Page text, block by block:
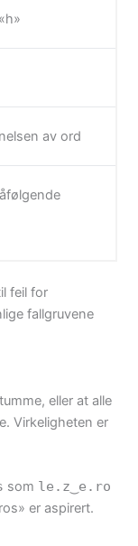
av ord
feil for
fallgruvene
eller at alle
Virkeligheten er
som le.z‿e.ro
er aspirert.